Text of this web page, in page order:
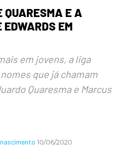
QUARESMA E A
EDWARDS EM
em jovens, a liga
que já chamam
Quaresma e Marcus
10/06/2020